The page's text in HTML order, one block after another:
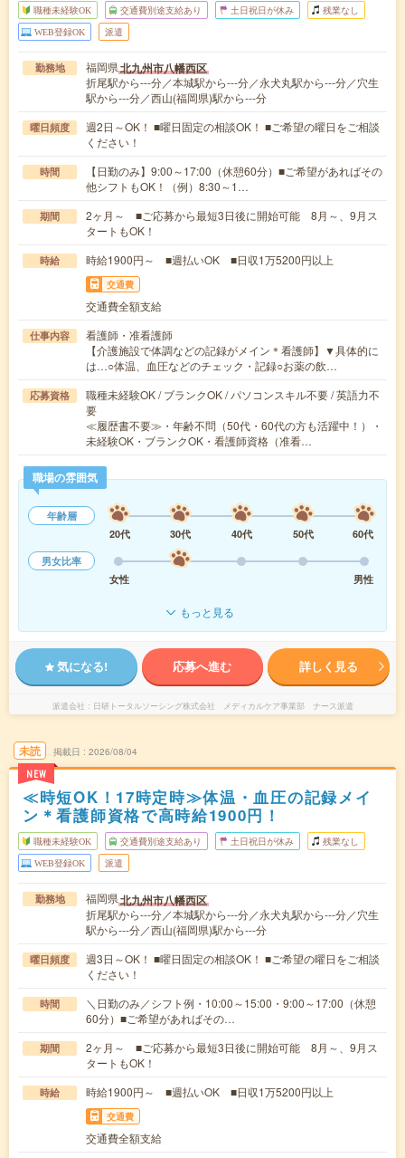
職種未経験OK 交通費別途支給あり 土日祝日が休み 残業なし
WEB登録OK 派遣
勤務地 福岡県北九州市八幡西区
折尾駅から---分／本城駅から---分／永犬丸駅から---分／穴生
駅から---分／西山(福岡県)駅から---分
曜日頻度
週2日～OK！ ■曜日固定の相談OK！ ■ご希望の曜日をご相談
ください！
時間
【日勤のみ】9:00～17:00（休憩60分）■ご希望があればその
他シフトもOK！（例）8:30～1…
期間
2ヶ月～ ■ご応募から最短3日後に開始可能 8月～、9月ス
タートもOK！
時給 時給1900円～ ■週払いOK ■日収1万5200円以上
交通費
交通費全額支給
仕事内容
看護師・准看護師
【介護施設で体調などの記録がメイン＊看護師】▼具体的に
は…○体温、血圧などのチェック・記録○お薬の飲…
応募資格
職種未経験OK / ブランクOK / パソコンスキル不要 / 英語力不
要
≪履歴書不要≫・年齢不問（50代・60代の方も活躍中！）・
未経験OK・ブランクOK・看護師資格（准看…
職場の雰囲気
年齢層
20代
30代 40代 50代
60代
男女比率
女性
男性
もっと見る
気になる! 応募へ進む 詳しく見る
派遣会社 日研トータルソーシング株式会社 メディカルケア事業部 ナース派遣
未読
NEW
掲載日 2026/08/04
≪時短OK！17時定時≫体温・血圧の記録メイ
ン＊看護師資格で高時給1900円！
職種未経験OK 交通費別途支給あり 土日祝日が休み 残業なし
WEB登録OK 派遣
勤務地 福岡県北九州市八幡西区
折尾駅から---分／本城駅から---分／永犬丸駅から---分／穴生
駅から---分／西山(福岡県)駅から---分
曜日頻度
週3日～OK！ ■曜日固定の相談OK！ ■ご希望の曜日をご相談
ください！
時間
＼日勤のみ／シフト例・10:00～15:00・9:00～17:00（休憩
60分）■ご希望があればその…
期間
2ヶ月～ ■ご応募から最短3日後に開始可能 8月～、9月ス
タートもOK！
時給 時給1900円～ ■週払いOK ■日収1万5200円以上
交通費
交通費全額支給